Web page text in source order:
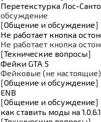
Перетекстурка Лос-
обсуждение
[Общение и обсуждение]
Не работает кнопка
Не работает кнопка
[Технические вопросы]
Фейки GTA 5
Фейковые (не
[Общение и обсуждение]
ENB
[Общение и обсуждение]
как ставить моды на